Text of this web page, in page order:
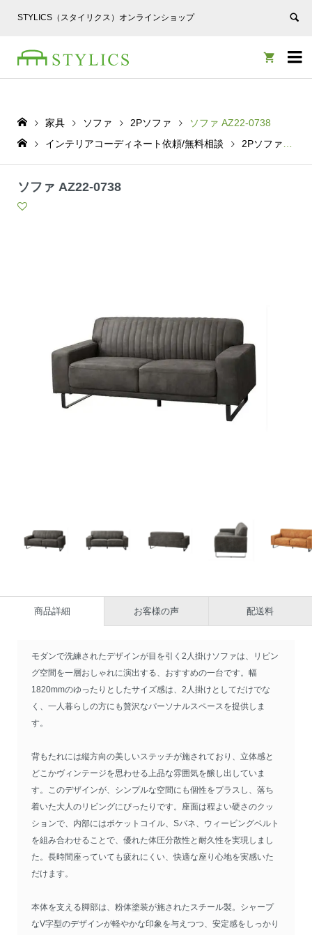
STYLICS（スタイリクス）オンラインショップ


家具 ソファ 2Pソファ
ソファ AZ22-0738
インテリアコーディネート依頼/無料相談
2Pソファ
ソファ AZ22-0738
商品詳細 お客様の声 配送料
モダンで洗練されたデザインが目を引く2人掛けソファは、リビン
グ空間を一層おしゃれに演出する、おすすめの一台です。幅
1820mmのゆったりとしたサイズ感は、2人掛けとしてだけでな
く、一人暮らしの方にも贅沢なパーソナルスペースを提供しま
す。
背もたれには縦方向の美しいステッチが施されており、立体感と
どこかヴィンテージを思わせる上品な雰囲気を醸し出していま
す。このデザインが、シンプルな空間にも個性をプラスし、落ち
着いた大人のリビングにぴったりです。座面は程よい硬さのクッ
ションで、内部にはポケットコイル、Sバネ、ウィービングベルト
を組み合わせることで、優れた体圧分散性と耐久性を実現しまし
た。長時間座っていても疲れにくい、快適な座り心地を実感いた
だけます。
本体を支える脚部は、粉体塗装が施されたスチール製。シャープ
なV字型のデザインが軽やかな印象を与えつつ、安定感をしっかり